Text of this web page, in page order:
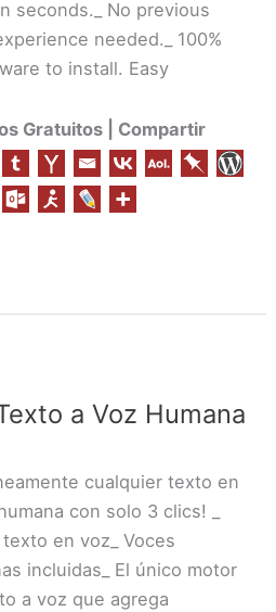
seconds._ No previous
needed._ 100%
to install. Easy
Gratuitos | Compartir
a Voz Humana
cualquier texto en
con solo 3 clics! _
en voz_ Voces
incluidas_ El único motor
a voz que agrega